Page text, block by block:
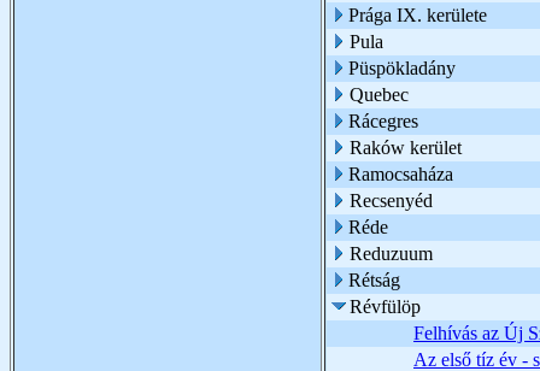
Prága IX. kerülete
Pula
Püspökladány
Quebec
Rácegres
Raków kerület
Ramocsaháza
Recsenyéd
Réde
Reduzuum
Rétság
Révfülöp
Felhívás az Új
Az első tíz év -